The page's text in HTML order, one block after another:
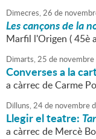
Dimecres,26 de
Les cançons de la
Marfil l'Origen ( 45è
Dimarts,25 de novembre
Converses a la
a càrrec de Carme
Dilluns,24de novembre
Llegir el teatre:
a càrrec de Mercè